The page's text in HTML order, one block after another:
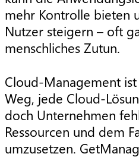
mehr Kontrolle bieten
Nutzer steigern – oft
menschliches Zutun.
Cloud-Management
Weg, jede Cloud-
doch Unternehmen
Ressourcen und dem
umzusetzen.